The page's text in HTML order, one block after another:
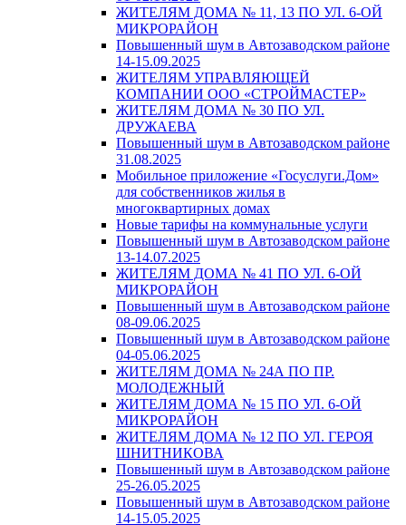
ЖИТЕЛЯМ ДОМА № 11, 13 ПО УЛ. 6-ОЙ
МИКРОРАЙОН
Повышенный шум в Автозаводском районе
14-15.09.2025
ЖИТЕЛЯМ УПРАВЛЯЮЩЕЙ
КОМПАНИИ ООО «СТРОЙМАСТЕР»
ЖИТЕЛЯМ ДОМА № 30 ПО УЛ.
ДРУЖАЕВА
Повышенный шум в Автозаводском районе
31.08.2025
Мобильное приложение «Госуслуги.Дом»
для собственников жилья в
многоквартирных домах
Новые тарифы на коммунальные услуги
Повышенный шум в Автозаводском районе
13-14.07.2025
ЖИТЕЛЯМ ДОМА № 41 ПО УЛ. 6-ОЙ
МИКРОРАЙОН
Повышенный шум в Автозаводском районе
08-09.06.2025
Повышенный шум в Автозаводском районе
04-05.06.2025
ЖИТЕЛЯМ ДОМА № 24А ПО ПР.
МОЛОДЕЖНЫЙ
ЖИТЕЛЯМ ДОМА № 15 ПО УЛ. 6-ОЙ
МИКРОРАЙОН
ЖИТЕЛЯМ ДОМА № 12 ПО УЛ. ГЕРОЯ
ШНИТНИКОВА
Повышенный шум в Автозаводском районе
25-26.05.2025
Повышенный шум в Автозаводском районе
14-15.05.2025